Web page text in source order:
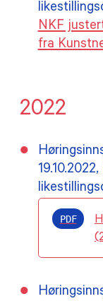
NKF
fra
2022
PDF